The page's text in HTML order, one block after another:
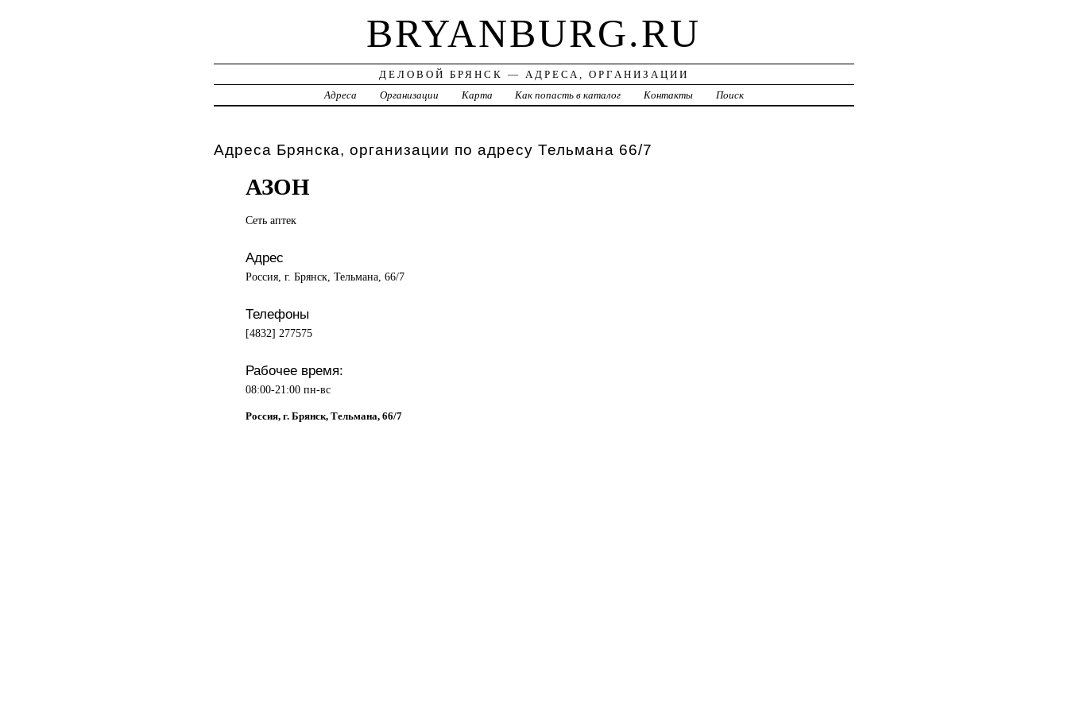
BRYANBURG.RU
ДЕЛОВОЙ БРЯНСК — АДРЕСА, ОРГАНИЗАЦИИ
Адреса
Организации Карта Как попасть в каталог Контакты Поиск
Адреса Брянска, организации по адресу Тельмана 66/7
АЗОН
Сеть аптек
Адрес
Россия, г. Брянск, Тельмана, 66/7
Телефоны
[4832] 277575
Рабочее время:
08:00-21:00 пн-вс
Россия, г. Брянск, Тельмана, 66/7